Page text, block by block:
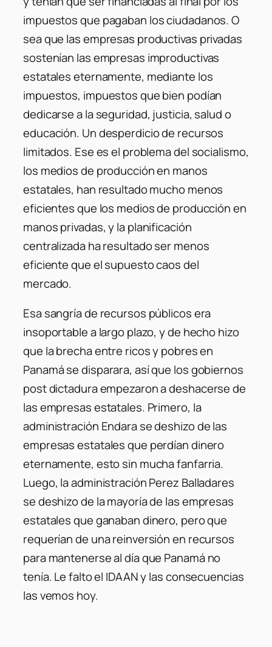
impuestos que pagaban los ciudadanos. O
sea que las empresas productivas privadas
sostenían las empresas improductivas
estatales eternamente, mediante los
impuestos, impuestos que bien podían
dedicarse a la seguridad, justicia, salud o
educación. Un desperdicio de recursos
limitados. Ese es el problema del socialismo,
los medios de producción en manos
estatales, han resultado mucho menos
eficientes que los medios de producción en
manos privadas, y la planificación
centralizada ha resultado ser menos
eficiente que el supuesto caos del
mercado.
Esa sangría de recursos públicos era
insoportable a largo plazo, y de hecho hizo
que la brecha entre ricos y pobres en
Panamá se disparara, así que los gobiernos
post dictadura empezaron a deshacerse de
las empresas estatales. Primero, la
administración Endara se deshizo de las
empresas estatales que perdían dinero
eternamente, esto sin mucha fanfarria.
Luego, la administración Perez Balladares
se deshizo de la mayoría de las empresas
estatales que ganaban dinero, pero que
requerían de una reinversión en recursos
para mantenerse al día que Panamá no
tenía. Le falto el IDAAN y las consecuencias
las vemos hoy.